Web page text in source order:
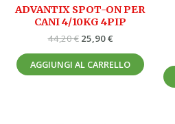
ADVANTIX SPOT-ON PER
CANI 4/10KG 4PIP
44,20€ 25,90€
AGGIUNGI AL CARRELLO